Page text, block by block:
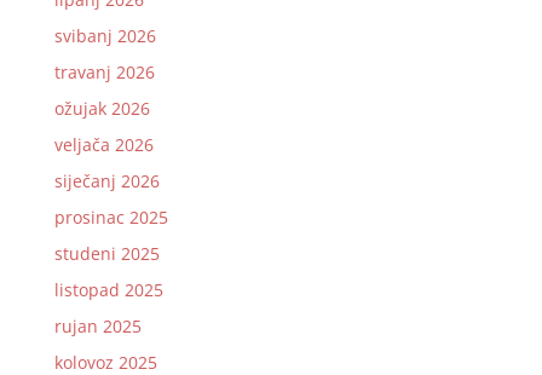
svibanj 2026
travanj 2026
ožujak 2026
veljača 2026
siječanj 2026
prosinac 2025
studeni 2025
listopad 2025
rujan 2025
kolovoz 2025